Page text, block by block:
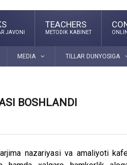
JAVONI
TEACHERS
METODIK KABINET
MEDIA TILLAR DUNYOSIGA
BOSHLANDI
nazariyasi va amaliyoti